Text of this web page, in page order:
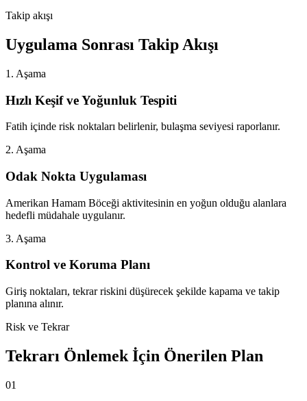
Takip akışı
Uygulama Sonrası Takip Akışı
1. Aşama
Hızlı Keşif ve Yoğunluk Tespiti
Fatih içinde risk noktaları belirlenir, bulaşma seviyesi raporlanır.
2. Aşama
Odak Nokta Uygulaması
Amerikan Hamam Böceği aktivitesinin en yoğun olduğu alanlara
hedefli müdahale uygulanır.
3. Aşama
Kontrol ve Koruma Planı
Giriş noktaları, tekrar riskini düşürecek şekilde kapama ve takip
planına alınır.
Risk ve Tekrar
Tekrarı Önlemek İçin Önerilen Plan
01